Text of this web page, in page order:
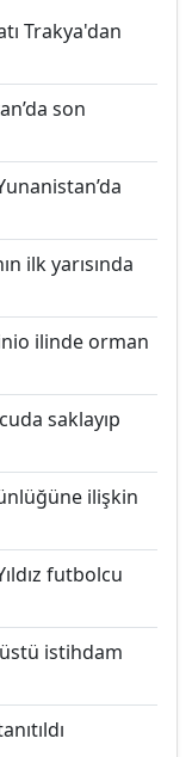
Trakya'dan
son
ilk yarısında
ilinde orman
saklayıp
ilişkin
futbolcu
üstü istihdam